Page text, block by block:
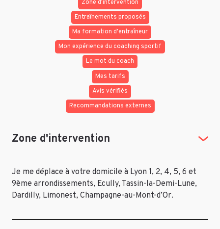
Zone d'intervention
Entraînements proposés
Ma formation d'entraîneur
Mon expérience du coaching sportif
Le mot du coach
Mes tarifs
Avis vérifiés
Recommandations externes
Zone d'intervention
Je me déplace à votre domicile à Lyon 1, 2, 4, 5, 6 et
9ème arrondissements, Ecully, Tassin-la-Demi-Lune,
Dardilly, Limonest, Champagne-au-Mont-d’Or.